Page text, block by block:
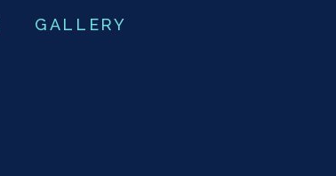
GALLERY